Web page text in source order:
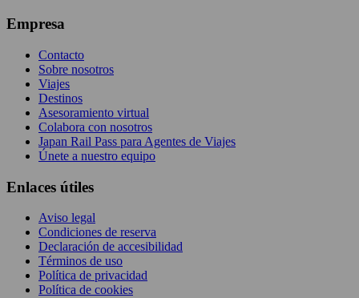
Empresa
Contacto
Sobre nosotros
Viajes
Destinos
Asesoramiento virtual
Colabora con nosotros
Japan Rail Pass para Agentes de Viajes
Únete a nuestro equipo
Enlaces útiles
Aviso legal
Condiciones de reserva
Declaración de accesibilidad
Términos de uso
Política de privacidad
Política de cookies